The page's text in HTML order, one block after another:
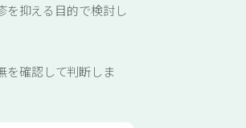
を抑える目的で検討し
を確認して判断しま